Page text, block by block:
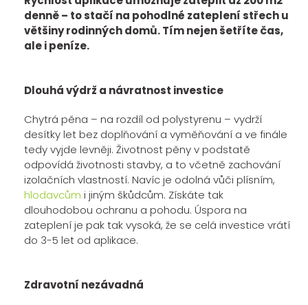
denně – to stačí na pohodlné zateplení střech u
většiny rodinných domů. Tím nejen šetříte čas,
ale i peníze.
Dlouhá výdrž a návratnost investice
Chytrá pěna – na rozdíl od polystyrenu – vydrží
desítky let bez doplňování a vyměňování a ve finále
tedy vyjde levněji. Životnost pěny v podstatě
odpovídá životnosti stavby, a to včetně zachování
izolačních vlastností. Navíc je odolná vůči plísním,
hlodavcům i jiným škůdcům. Získáte tak
dlouhodobou ochranu a pohodu. Úspora na
zateplení je pak tak vysoká, že se celá investice vrátí
do 3-5 let od aplikace.
Zdravotní nezávadná